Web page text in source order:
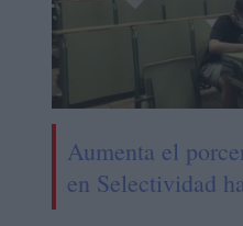
Aumenta el
en Selectividad